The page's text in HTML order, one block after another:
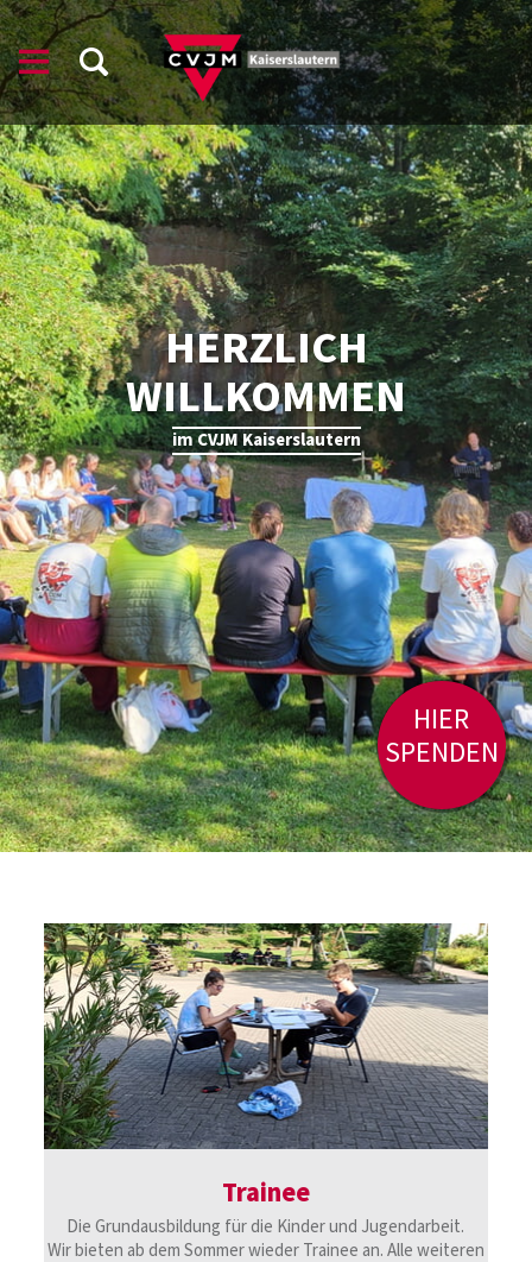
HERZLICH
WILLKOMMEN
im CVJM Kaiserslautern
HIER
SPENDEN
Trainee
Die Grundausbildung für die Kinder und Jugendarbeit.
Wir bieten ab dem Sommer wieder Trainee an. Alle weiteren